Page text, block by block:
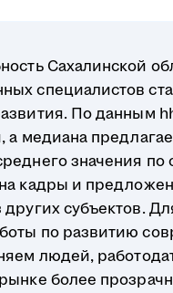
Сахалинской
специалистов
По данным
а медиана
значения по
кадры и
субъектов.
по развитию
людей,
более